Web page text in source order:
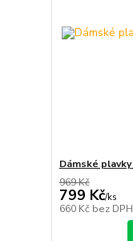
Dámské
969 Kč
799 Kč/ks
660 Kč bez DPH